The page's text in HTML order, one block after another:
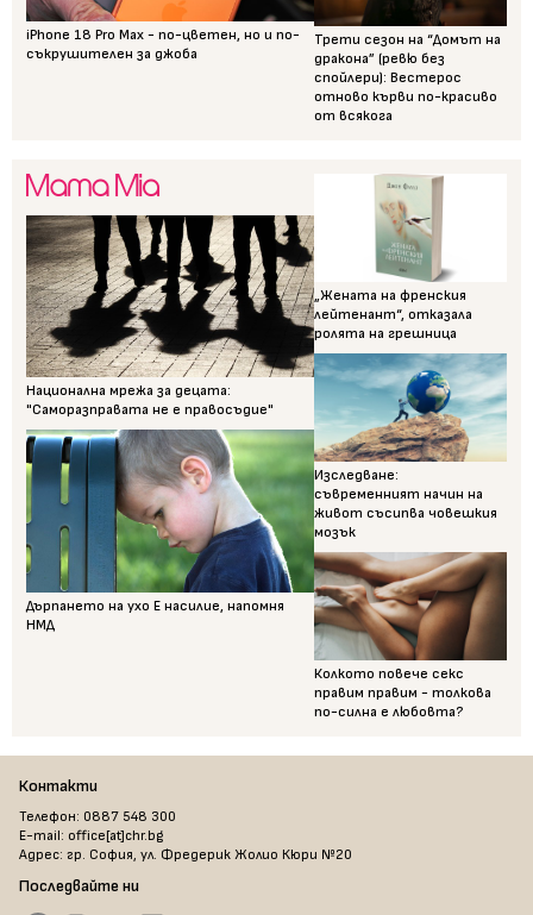
iPhone 18 Pro Max - по-цветен, но и по-
съкрушителен за джоба
Трети сезон на “Домът на
дракона” (ревю без
спойлери): Вестерос
отново кърви по-красиво
от всякога
Национална мрежа за децата:
"Саморазправата не е правосъдие"
Дърпането на ухо Е насилие, напомня
НМД
„Жената на френския
лейтенант“, отказала
ролята на грешница
Изследване:
съвременният начин на
живот съсипва човешкия
мозък
Колкото повече секс
правим правим - толкова
по-силна е любовта?
Контакти
Телефон: 0887 548 300
E-mail: office[at]chr.bg
Адрес: гр. София, ул. Фредерик Жолио Кюри №20
Последвайте ни